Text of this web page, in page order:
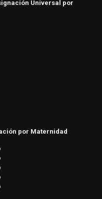
Universal por
por Maternidad